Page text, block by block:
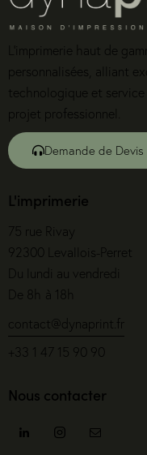
L’imprimerie haut de
personnalisées, alliant
technologique et
projet professionnel.
Demande de Devis
L'imprimerie
75 rue Rivay
92300 Levallois-Perret
Du lundi au vendredi
De 8h à 18h
contact@dynaprint.fr
+33 1 47 15 90 90
Nous contacter